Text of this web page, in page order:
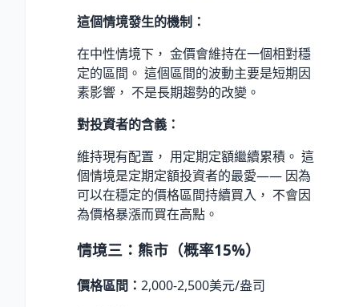
這個情境發生的機制：
在中性情境下， 金價會維持在一個相對穩
定的區間。 這個區間的波動主要是短期因
素影響， 不是長期趨勢的改變。
對投資者的含義：
維持現有配置， 用定期定額繼續累積。 這
個情境是定期定額投資者的最愛—— 因為
可以在穩定的價格區間持續買入， 不會因
為價格暴漲而買在高點。
情境三：熊市（概率15%）
價格區間： 2,000-2,500美元/盎司